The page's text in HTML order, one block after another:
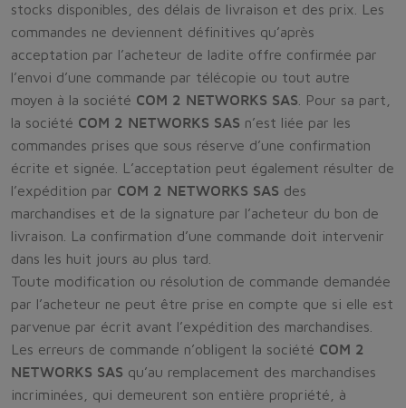
stocks disponibles, des délais de livraison et des prix. Les
commandes ne deviennent définitives qu’après
acceptation par l’acheteur de ladite offre confirmée par
l’envoi d’une commande par télécopie ou tout autre
moyen à la société COM 2 NETWORKS SAS . Pour sa part,
la société COM 2 NETWORKS SAS n’est liée par les
commandes prises que sous réserve d’une confirmation
écrite et signée. L’acceptation peut également résulter de
l’expédition par COM 2 NETWORKS SAS des
marchandises et de la signature par l’acheteur du bon de
livraison. La confirmation d’une commande doit intervenir
dans les huit jours au plus tard.
Toute modification ou résolution de commande demandée
par l’acheteur ne peut être prise en compte que si elle est
parvenue par écrit avant l’expédition des marchandises.
Les erreurs de commande n’obligent la société COM 2
NETWORKS SAS qu’au remplacement des marchandises
incriminées, qui demeurent son entière propriété, à